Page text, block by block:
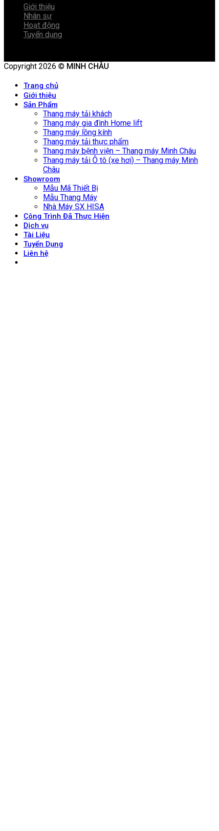
Giới thiệu
Nhân sự
Hoạt động
Tuyển dụng
Copyright 2026 © MINH CHÂU
Trang chủ
Giới thiệu
Sản Phẩm
Thang máy tải khách
Thang máy gia đình Home lift
Thang máy lồng kính
Thang máy tải thực phẩm
Thang máy bệnh viện – Thang máy Minh Châu
Thang máy tải Ô tô (xe hơi) – Thang máy Minh
Châu
Showroom
Mẫu Mã Thiết Bị
Mẫu Thang Máy
Nhà Máy SX HISA
Công Trình Đã Thực Hiện
Dịch vụ
Tài Liệu
Tuyển Dụng
Liên hệ